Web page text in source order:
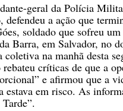
geral da Polícia
defendeu a ação que
soldado que sofreu
Barra, em Salvador, no
coletiva na manhã desta
críticas de que a
e afirmou que a
estava em risco. As